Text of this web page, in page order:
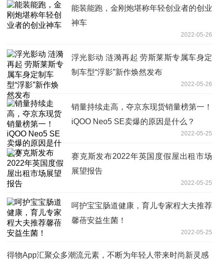
能装能跑，金刚炮堪称年轻创业者的创业
神车
2022-05-26
浮光影动 涟漪再起 劳斯莱斯专属车身定
制车型“浮影”新作焕然发布
2022-05-26
销量持续走高，夺京东现货销量榜第一！
iQOO Neo5 SE卖爆的原因是什么？
2022-05-25
赛克斯发布2022年英国度假屋出租市场
展望报告
2022-05-25
呵护宝宝肠道健康，育儿专家程大夫推荐
馨蓓安益生菌！
2022-05-25
得物App汇聚众多潮流元素，不断为年轻人带来时尚新灵感